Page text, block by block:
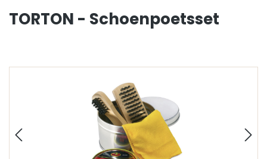
TORTON - Schoenpoetsset